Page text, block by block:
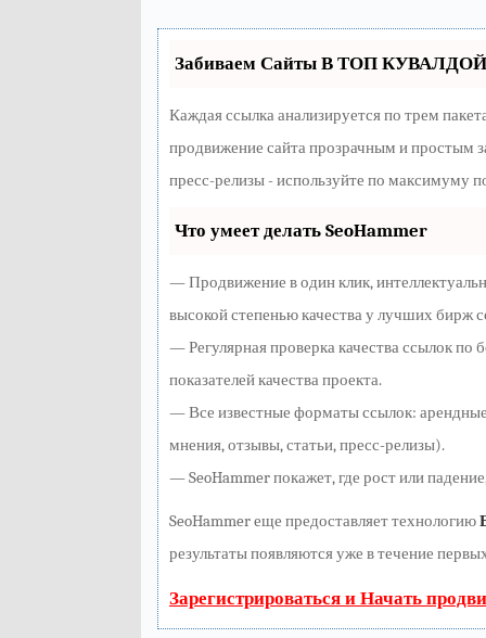
Забиваем Сайты В ТОП КУВАЛДОЙ
Каждая ссылка анализируется по трем
продвижение сайта прозрачным и простым
пресс-релизы - используйте по максимуму
Что умеет делать SeoHammer
— Продвижение в один клик,
высокой степенью качества у лучших бирж
— Регулярная проверка качества ссылок по
показателей качества проекта.
— Все известные форматы ссылок:
мнения, отзывы, статьи, пресс-релизы).
— SeoHammer покажет, где рост или
SeoHammer еще предоставляет технологию
результаты появляются уже в течение
Зарегистрироваться и Начать